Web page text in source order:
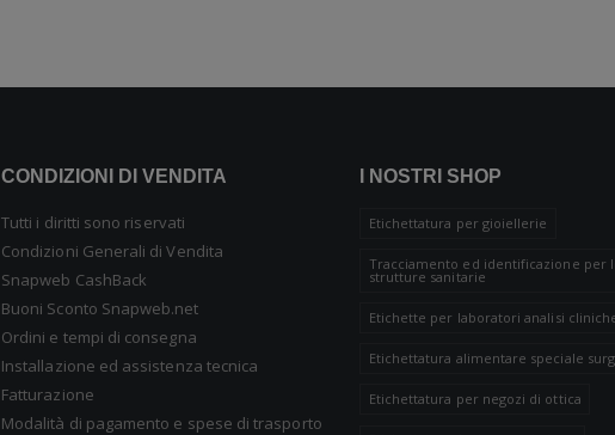
CONDIZIONI DI VENDITA
Tutti i diritti sono riservati
Condizioni Generali di Vendita
Snapweb CashBack
Buoni Sconto Snapweb.net
Ordini e tempi di consegna
Installazione ed assistenza tecnica
Fatturazione
Modalità di pagamento e spese di trasporto
I NOSTRI SHOP
Etichettatura per gioiellerie
Tracciamento ed identificazione per
strutture sanitarie
Etichette per laboratori analisi
Etichettatura alimentare speciale
Etichettatura per negozi di ottica